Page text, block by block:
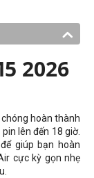
2026
hoàn thành
lên đến 18 giờ.
giúp bạn hoàn
cực kỳ gọn nhẹ